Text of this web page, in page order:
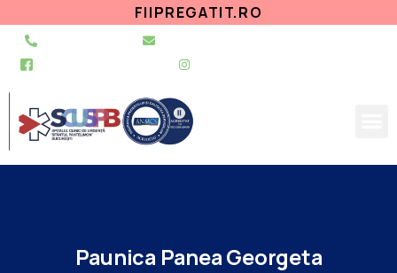
FIIPREGATIT.RO
Paunica PaneaGeorgeta